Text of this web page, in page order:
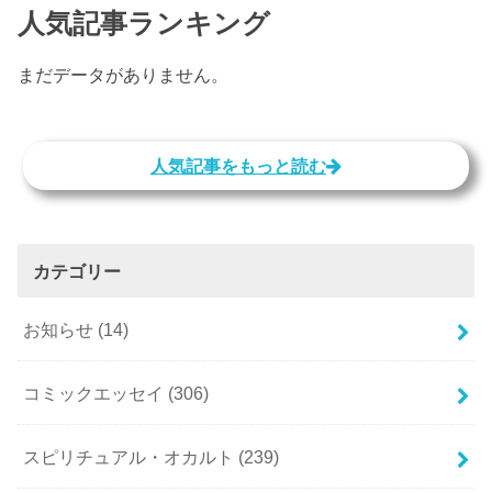
人気記事ランキング
まだデータがありません。
人気記事をもっと読む
カテゴリー
お知らせ (14)
コミックエッセイ (306)
スピリチュアル・オカルト (239)